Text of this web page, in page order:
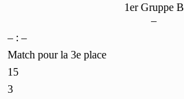
1er Gruppe B
–
– : –
Match pour la 3e place
15
3